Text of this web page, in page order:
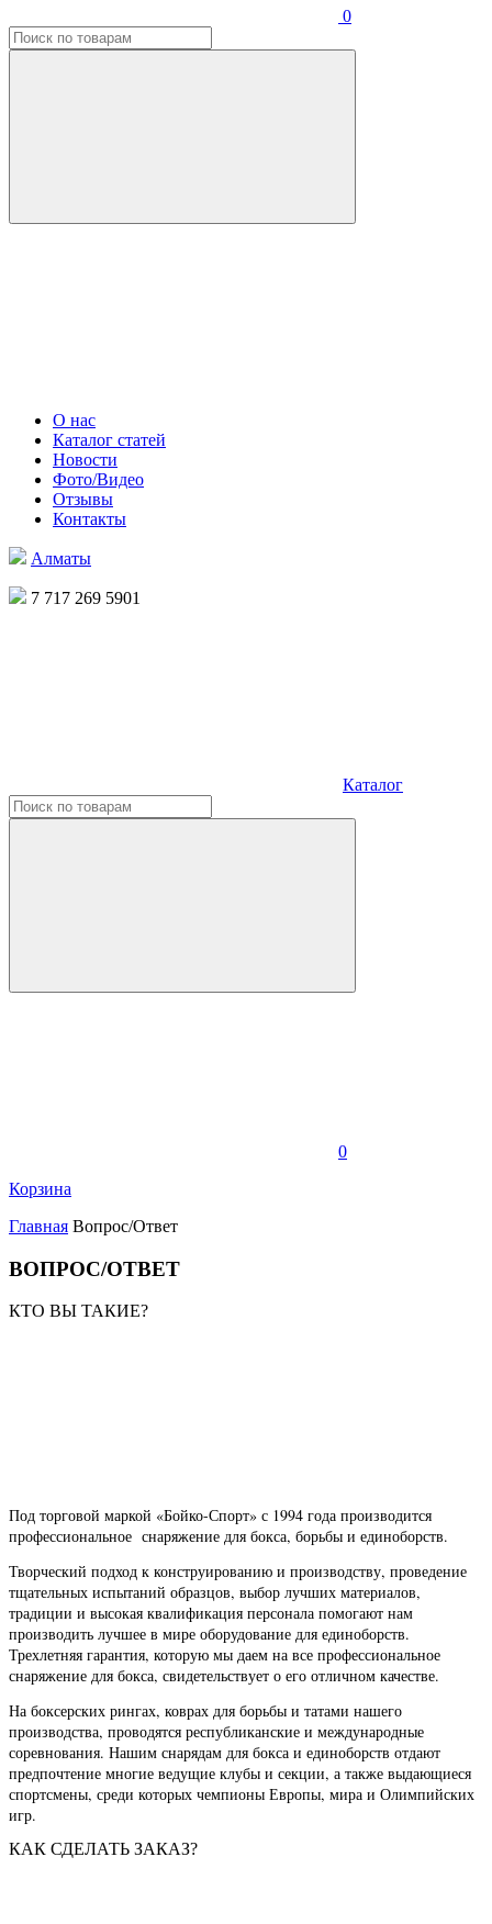
0
О нас
Каталог статей
Новости
Фото/Видео
Отзывы
Контакты
Алматы
7 717 269 5901
Каталог
0
Корзина
Главная Вопрос/Ответ
ВОПРОС/ОТВЕТ
КТО ВЫ ТАКИЕ?
Под торговой маркой «Бойко-Спорт» с 1994 года производится
профессиональное снаряжение для бокса, борьбы и единоборств.
Творческий подход к конструированию и производству, проведение
тщательных испытаний образцов, выбор лучших материалов,
традиции и высокая квалификация персонала помогают нам
производить лучшее в мире оборудование для единоборств.
Трехлетняя гарантия, которую мы даем на все профессиональное
снаряжение для бокса, свидетельствует о его отличном качестве.
На боксерских рингах, коврах для борьбы и татами нашего
производства, проводятся республиканские и международные
соревнования. Нашим снарядам для бокса и единоборств отдают
предпочтение многие ведущие клубы и секции, а также выдающиеся
спортсмены, среди которых чемпионы Европы, мира и Олимпийских
игр.
КАК СДЕЛАТЬ ЗАКАЗ?